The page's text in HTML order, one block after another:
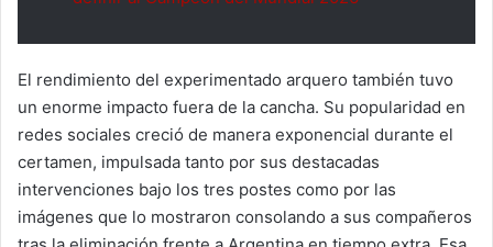
El rendimiento del experimentado arquero también tuvo
un enorme impacto fuera de la cancha. Su popularidad en
redes sociales creció de manera exponencial durante el
certamen, impulsada tanto por sus destacadas
intervenciones bajo los tres postes como por las
imágenes que lo mostraron consolando a sus compañeros